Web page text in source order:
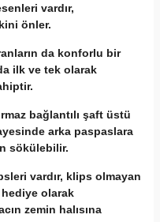
vardır,
önler.
da konforlu bir
ilk ve tek olarak
bağlantılı şaft üstü
arka paspaslara
sökülebilir.
vardır, klips olmayan
olarak
zemin halısına